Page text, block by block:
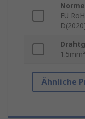
EU
1.5mm²
Ähnliche